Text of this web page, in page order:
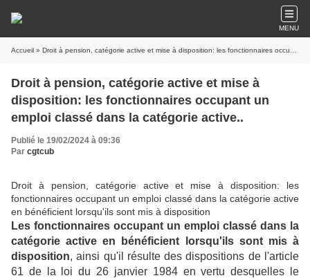
MENU
Accueil » Droit à pension, catégorie active et mise à disposition: les fonctionnaires occupant un emploi classé dans la catégorie active..
Droit à pension, catégorie active et mise à
disposition: les fonctionnaires occupant un
emploi classé dans la catégorie active..
Publié le 19/02/2024 à 09:36
Par cgtcub
Droit à pension, catégorie active et mise à disposition: les
fonctionnaires occupant un emploi classé dans la catégorie active
en bénéficient lorsqu'ils sont mis à disposition
Les fonctionnaires occupant un emploi classé dans la
catégorie active en bénéficient lorsqu'ils sont mis à
disposition, ainsi qu'il résulte des dispositions de l'article
61 de la loi du 26 janvier 1984 en vertu desquelles le